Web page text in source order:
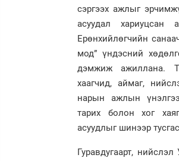
сэргээх ажлыг
асуудал хариуцсан
Ерөнхийлөгчийн
мод” үндэсний
дэмжиж ажиллана.
хаагчид, аймаг,
нарын ажлын
тарих болон хог
асуудлыг шинээр
Гуравдугаарт,